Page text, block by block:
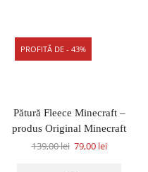
PROFITĂ DE - 43%
Pătură Fleece Minecraft –
produs Original Minecraft
139,00lei 79,00 lei